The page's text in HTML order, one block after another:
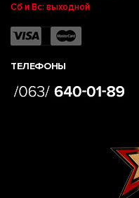
Сб и Вс: выходной
ТЕЛЕФОНЫ